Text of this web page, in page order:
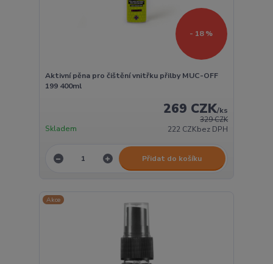
- 18 %
Aktivní pěna pro čištění vnitřku přilby MUC-OFF
199 400ml
329 CZK
269 CZK/ks
222 CZKbez DPH
Skladem
Přidat do košíku
Akce